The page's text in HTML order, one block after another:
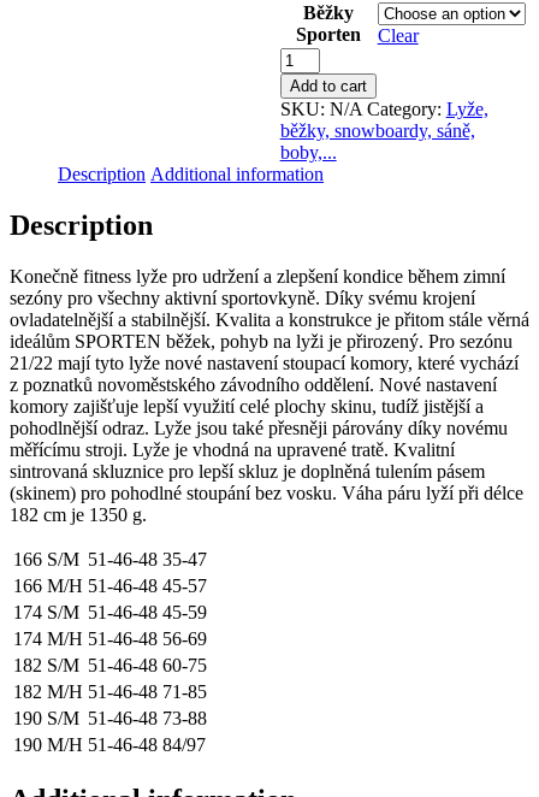
Běžky
Sporten
Clear
Sporten
PERUN
Pro
W
Skin
-
červené
Add to cart
SKU: N/A Category: Lyže,
běžky, snowboardy, sáně,
boby,...
Description Additional information
Description
Konečně fitness lyže pro udržení a zlepšení kondice během zimní
sezóny pro všechny aktivní sportovkyně. Díky svému krojení
ovladatelnější a stabilnější. Kvalita a konstrukce je přitom stále věrná
ideálům SPORTEN běžek, pohyb na lyži je přirozený. Pro sezónu
21/22 mají tyto lyže nové nastavení stoupací komory, které vychází
z poznatků novoměstského závodního oddělení. Nové nastavení
komory zajišťuje lepší využití celé plochy skinu, tudíž jistější a
pohodlnější odraz. Lyže jsou také přesněji párovány díky novému
měřícímu stroji. Lyže je vhodná na upravené tratě. Kvalitní
sintrovaná skluznice pro lepší skluz je doplněná tulením pásem
(skinem) pro pohodlné stoupání bez vosku. Váha páru lyží při délce
182 cm je 1350 g.
166 S/M 51-46-48 35-47
166 M/H 51-46-48 45-57
174 S/M 51-46-48 45-59
174 M/H 51-46-48 56-69
182 S/M 51-46-48 60-75
182 M/H 51-46-48 71-85
190 S/M 51-46-48 73-88
190 M/H 51-46-48 84/97